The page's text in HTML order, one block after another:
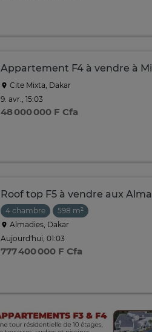
Appartement F4 à vendre à
Cite Mixta, Dakar
9. avr., 15:03
48 000 000 F Cfa
Roof top F5 à vendre aux
4 chambre
598 m²
Almadies, Dakar
Aujourd'hui, 01:03
777 400 000 F Cfa